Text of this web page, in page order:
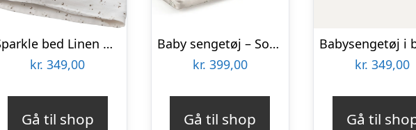
Sparkle bed Linen Baby
kr. 349,00
Gå til shop
Baby sengetøj – Sophora Leaves
kr. 399,00
Gå til shop
kr. 349,00
Gå til